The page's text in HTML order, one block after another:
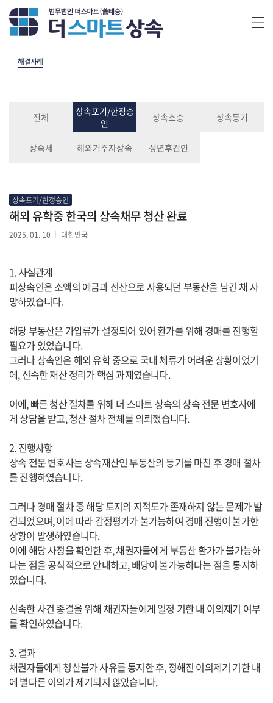
해결사례
전체
상속포기/한정승
인
상속소송 상속등기
상속세 해외거주자상속 성년후견인
상속포기/한정승인
해외 유학중 한국의 상속채무 청산 완료
2025. 01. 10 대한민국
1. 사실관계
피상속인은 소액의 예금과 선산으로 사용되던 부동산을 남긴 채 사
망하였습니다.
해당 부동산은 가압류가 설정되어 있어 환가를 위해 경매를 진행할
필요가 있었습니다.
그러나 상속인은 해외 유학 중으로 국내 체류가 어려운 상황이었기
에, 신속한 재산 정리가 핵심 과제였습니다.
이에, 빠른 청산 절차를 위해 더 스마트 상속의 상속 전문 변호사에
게 상담을 받고, 청산 절차 전체를 의뢰했습니다.
2. 진행사항
상속 전문 변호사는 상속재산인 부동산의 등기를 마친 후 경매 절차
를 진행하였습니다.
그러나 경매 절차 중 해당 토지의 지적도가 존재하지 않는 문제가 발
견되었으며, 이에 따라 감정평가가 불가능하여 경매 진행이 불가한
상황이 발생하였습니다.
이에 해당 사정을 확인한 후, 채권자들에게 부동산 환가가 불가능하
다는 점을 공식적으로 안내하고, 배당이 불가능하다는 점을 통지하
였습니다.
신속한 사건 종결을 위해 채권자들에게 일정 기한 내 이의제기 여부
를 확인하였습니다.
3. 결과
채권자들에게 청산불가 사유를 통지한 후, 정해진 이의제기 기한 내
에 별다른 이의가 제기되지 않았습니다.